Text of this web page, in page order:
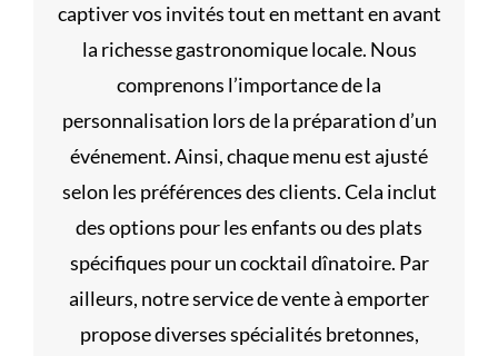
captiver vos invités tout en mettant en avant
la richesse gastronomique locale. Nous
comprenons l’importance de la
personnalisation lors de la préparation d’un
événement. Ainsi, chaque menu est ajusté
selon les préférences des clients. Cela inclut
des options pour les enfants ou des plats
spécifiques pour un cocktail dînatoire. Par
ailleurs, notre service de vente à emporter
propose diverses spécialités bretonnes,